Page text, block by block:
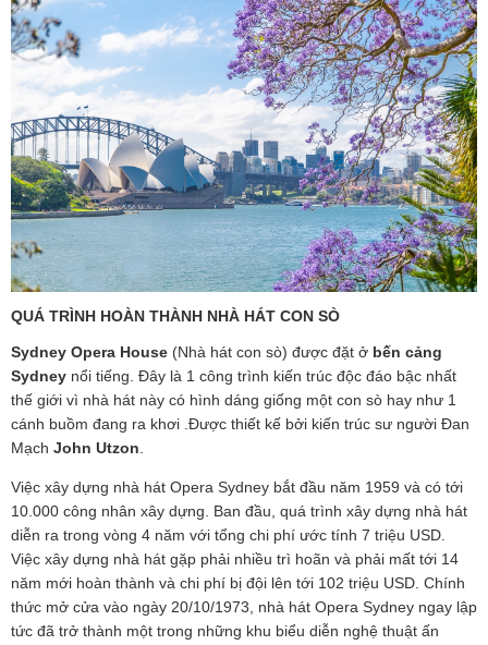
QUÁ TRÌNH HOÀN THÀNH NHÀ HÁT CON SÒ
Sydney Opera House (Nhà hát con sò) được đặt ở bến cảng
Sydney nổi tiếng. Đây là 1 công trình kiến trúc độc đáo bậc nhất
thế giới vì nhà hát này có hình dáng giống một con sò hay như 1
cánh buồm đang ra khơi .Được thiết kế bởi kiến trúc sư người Đan
Mạch John Utzon.
Việc xây dựng nhà hát Opera Sydney bắt đầu năm 1959 và có tới
10.000 công nhân xây dựng. Ban đầu, quá trình xây dựng nhà hát
diễn ra trong vòng 4 năm với tổng chi phí ước tính 7 triệu USD.
Việc xây dựng nhà hát gặp phải nhiều trì hoãn và phải mất tới 14
năm mới hoàn thành và chi phí bị đội lên tới 102 triệu USD. Chính
thức mở cửa vào ngày 20/10/1973, nhà hát Opera Sydney ngay lập
tức đã trở thành một trong những khu biểu diễn nghệ thuật ấn